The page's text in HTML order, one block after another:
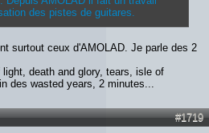
des pistes de guitares.
surtout ceux d'AMOLAD. Je parle des 2
death and glory, tears, isle of
des wasted years, 2 minutes...
#1719